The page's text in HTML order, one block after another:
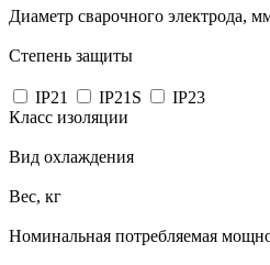
Диаметр сварочного электрода,
Степень защиты
IP21 IP21S
IP23
Класс изоляции
Вид охлаждения
Вес, кг
Номинальная потребляемая